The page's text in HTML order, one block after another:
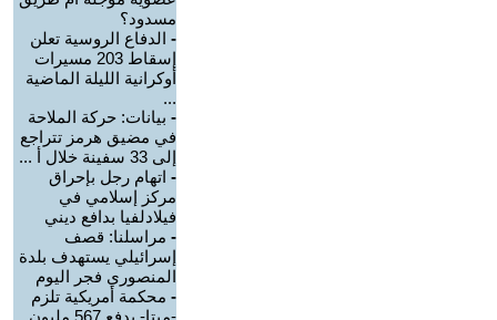
مسدود؟
- الدفاع الروسية تعلن
إسقاط 203 مسيرات
أوكرانية الليلة الماضية
...
- بيانات: حركة الملاحة
في مضيق هرمز تتراجع
إلى 33 سفينة خلال أ ...
- اتهام رجل بإحراق
مركز إسلامي في
فيلادلفيا بدافع ديني
- مراسلنا: قصف
إسرائيلي يستهدف بلدة
المنصوري فجر اليوم
- محكمة أمريكية تلزم
-ميتا- بدفع 567 مليون